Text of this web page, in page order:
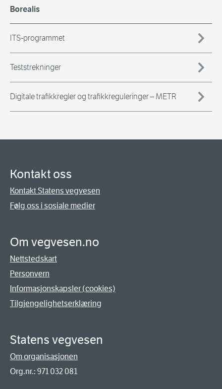
Borealis
ITS-programmet
Teststrekninger
Digitale trafikkregler og trafikkreguleringer – METR
Kontakt oss
Kontakt Statens vegvesen
Følg oss i sosiale medier
Om vegvesen.no
Nettstedskart
Personvern
Informasjonskapsler (cookies)
Tilgjengelighetserklæring
Statens vegvesen
Om organisasjonen
Org.nr.: 971 032 081